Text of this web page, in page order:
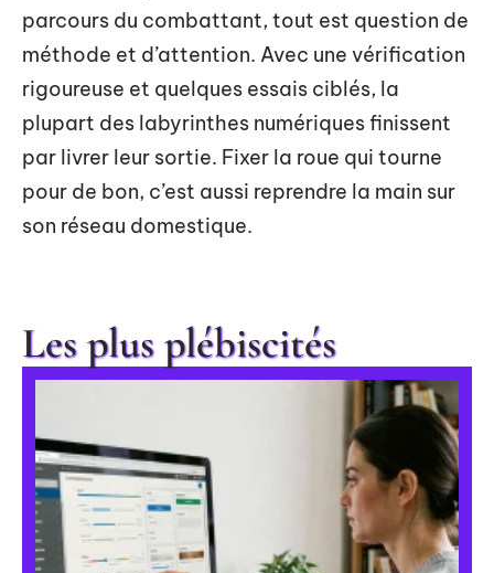
parcours du combattant, tout est question de
méthode et d’attention. Avec une vérification
rigoureuse et quelques essais ciblés, la
plupart des labyrinthes numériques finissent
par livrer leur sortie. Fixer la roue qui tourne
pour de bon, c’est aussi reprendre la main sur
son réseau domestique.
Les plus plébiscités